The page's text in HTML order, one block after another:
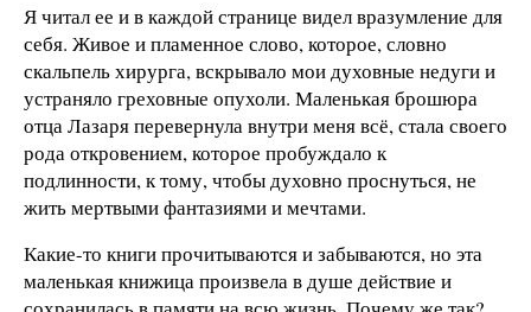
Я читал ее и в каждой странице видел вразумление для
себя. Живое и пламенное слово, которое, словно
скальпель хирурга, вскрывало мои духовные недуги и
устраняло греховные опухоли. Маленькая брошюра
отца Лазаря перевернула внутри меня всё, стала своего
рода откровением, которое пробуждало к
подлинности, к тому, чтобы духовно проснуться, не
жить мертвыми фантазиями и мечтами.
Какие-то книги прочитываются и забываются, но эта
маленькая книжица произвела в душе действие и